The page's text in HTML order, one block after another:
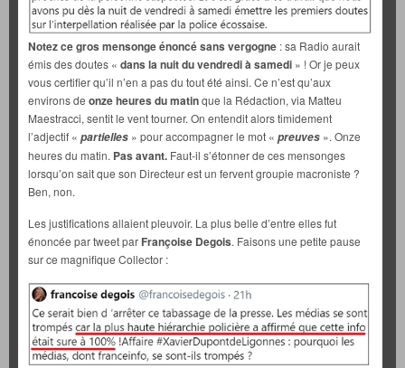
Notez ce gros mensonge énoncé sans vergogne : sa Radio aurait
émis des doutes « dans la nuit du vendredi à samedi » ! Or je peux
vous certifier qu’il n’en a pas du tout été ainsi. Ce n’est qu’aux
environs de onze heures du matinque la Rédaction, via Matteu
Maestracci, sentit le vent tourner. On entendit alors timidement
l’adjectif « partielles » pour accompagner le mot « preuves ». Onze
heures du matin. Pas avant. Faut-il s’étonner de ces mensonges
lorsqu’on sait que son Directeur est un fervent groupie macroniste ?
Ben, non.
Les justifications allaient pleuvoir. La plus belle d’entre elles fut
énoncée par tweet par Françoise Degois. Faisons une petite pause
sur ce magnifique Collector :